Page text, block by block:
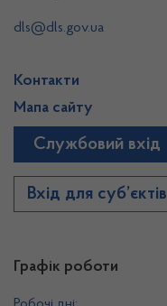
Графік роботи
dls@dls.gov.ua
Контакти
Мапа сайту
Службовий вхід
Вхід для суб’єктів